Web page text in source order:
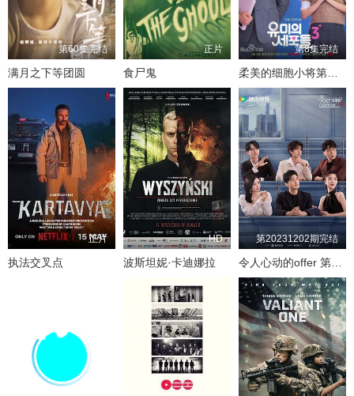
第60集完结
满月之下等团圆
正片
食尸鬼
第8集完结
柔美的细胞小将第三季
正片
执法交叉点
HD
波斯坦妮·卡迪娜拉
第20231202期完结
令人心动的offer 第五季